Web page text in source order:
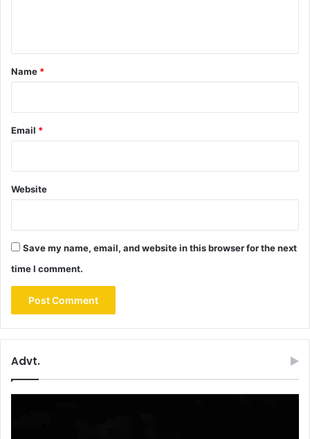
*
Name *
Email *
Website
Save my name, email, and website in this browser for the next
time I comment.
Advt.